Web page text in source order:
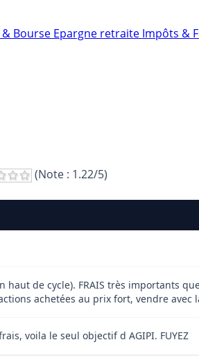
& Bourse Epargne retraite Impôts &
(Note : 1.22/5)
de cycle). FRAIS très importants
achetées au prix fort, vendre avec
voila le seul objectif d AGIPI. FUYEZ